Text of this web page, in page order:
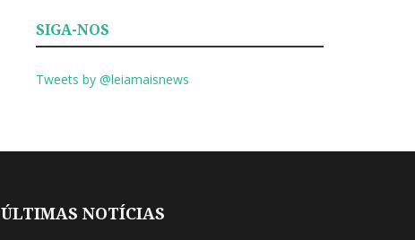
SIGA-NOS
Tweets by @leiamaisnews
ÚLTIMAS NOTÍCIAS